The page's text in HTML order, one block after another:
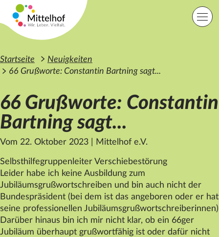
Zum Hauptinhalt der Seite springen
Lage Kontakt Suche
Startseite
Orte
Engagement
Über uns
Karriere
Spenden
Datenschutz
Startseite
Neuigkeiten
66 Grußworte: Constantin Bartning sagt...
66 Grußworte: Constantin
Bartning sagt...
Vom 22. Oktober 2023 Mittelhof e.V.
Selbsthilfegruppenleiter Verschiebestörung
Leider habe ich keine Ausbildung zum
Jubiläumsgrußwortschreiben und bin auch nicht der
Bundespräsident (bei dem ist das angeboren oder er hat
seine professionellen Jubiläumsgrußwortschreiberinnen)
Darüber hinaus bin ich mir nicht klar, ob ein 66ger
Jubiläum überhaupt grußwortfähig ist oder dafür nicht